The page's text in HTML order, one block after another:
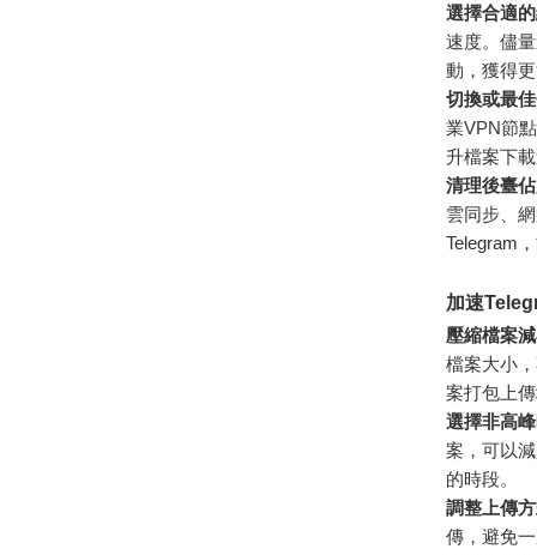
選擇合適
速度。儘
動，獲得更
切換或最
業VPN節
升檔案下載
清理後臺
雲同步、
Telegram
加速
壓縮檔案
檔案大小
案打包上傳
選擇非高
案，可以
的時段。
調整上傳
傳，避免